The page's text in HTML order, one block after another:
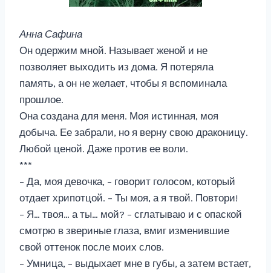
Анна Сафина
Он одержим мной. Называет женой и не
позволяет выходить из дома. Я потеряла
память, а он не желает, чтобы я вспоминала
прошлое.
Она создана для меня. Моя истинная, моя
добыча. Ее забрали, но я верну свою драконицу.
Любой ценой. Даже против ее воли.
***
– Да, моя девочка, – говорит голосом, который
отдает хрипотцой. – Ты моя, а я твой. Повтори!
– Я… твоя… а ты… мой? – сглатываю и с опаской
смотрю в звериные глаза, вмиг изменившие
свой оттенок после моих слов.
– Умница, – выдыхает мне в губы, а затем встает,